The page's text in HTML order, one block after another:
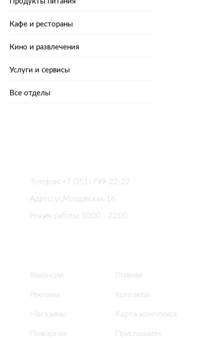
Кафе и рестораны
Кино и развлечения
Услуги и сервисы
Все отделы
Телефон: +7 (351) 799-22-22
Адрес: ул.Молдавская, 16
Режим работы: 10:00 - 22:00
Вакансии Главная
Реклама Контакты
Магазины Карта комплекса
Пожарная
Приглашаем